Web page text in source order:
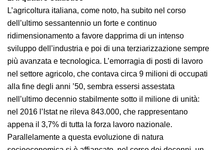
L’agricoltura italiana, come noto, ha subito nel corso
dell’ultimo sessantennio un forte e continuo
ridimensionamento a favore dapprima di un intenso
sviluppo dell’industria e poi di una terziarizzazione sempre
più avanzata e tecnologica. L’emorragia di posti di lavoro
nel settore agricolo, che contava circa 9 milioni di occupati
alla fine degli anni ’50, sembra essersi assestata
nell’ultimo decennio stabilmente sotto il milione di unità:
nel 2016 l’Istat ne rileva 843.000, che rappresentano
appena il 3,7% di tutta la forza lavoro nazionale.
Parallelamente a questa evoluzione di natura